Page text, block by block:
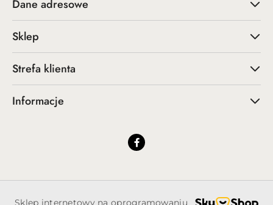
Dane adresowe
Sklep
Strefa klienta
Informacje
Sklep internetowy na oprogramowaniu